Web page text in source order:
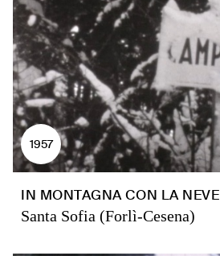
1957
IN MONTAGNA CON LA NEVE
Santa Sofia (Forlì-Cesena)